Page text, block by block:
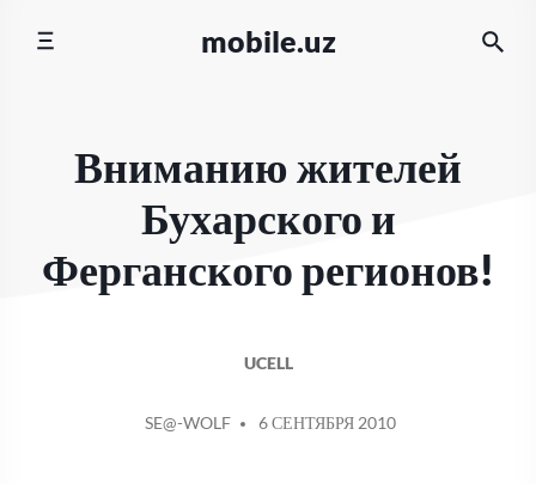
mobile.uz
Вниманию жителей
Бухарского и
Ферганского регионов!
UCELL
ОТ
SE@-WOLF 6 СЕНТЯБРЯ 2010